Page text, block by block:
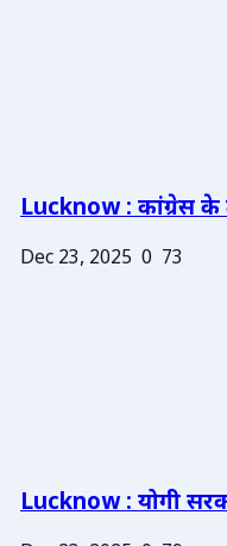
Lucknow : कांग्रेस के
Dec 23, 2025 0 73
Lucknow : योगी